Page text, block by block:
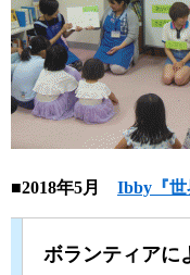
■2018年5月 Ibby『世
ボランティアに